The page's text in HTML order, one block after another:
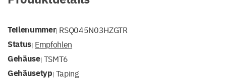
Teilenummer| RSQ045N03HZGTR
Status| Empfohlen
Gehäuse| TSMT6
Gehäusetyp| Taping